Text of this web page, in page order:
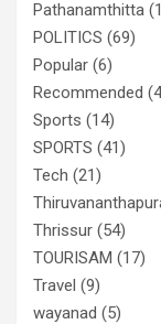
Pathanamthitta
POLITICS (69)
Popular (6)
Recommended
Sports (14)
SPORTS (41)
Tech (21)
Thrissur (54)
TOURISAM (17)
Travel (9)
wayanad (5)